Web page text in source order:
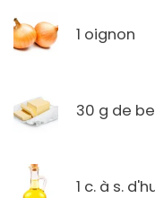
1 oignon
30 g de
1 c. à s.